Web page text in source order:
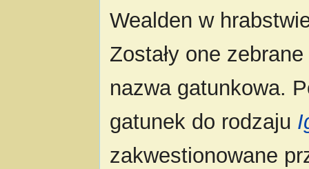
Wealden w
Zostały one
nazwa gatunkowa.
gatunek do rodzaju
zakwestionowane